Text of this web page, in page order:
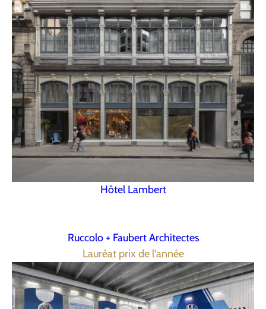
Hôtel Lambert
Ruccolo + Faubert Architectes
Lauréat prix de l'année